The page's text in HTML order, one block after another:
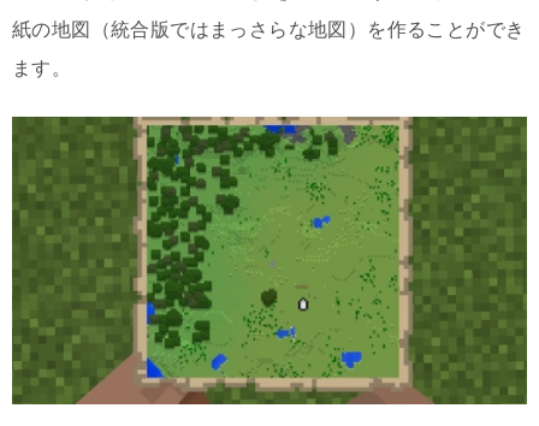
紙の地図（統合版ではまっさらな地図）を作ることができ
ます。